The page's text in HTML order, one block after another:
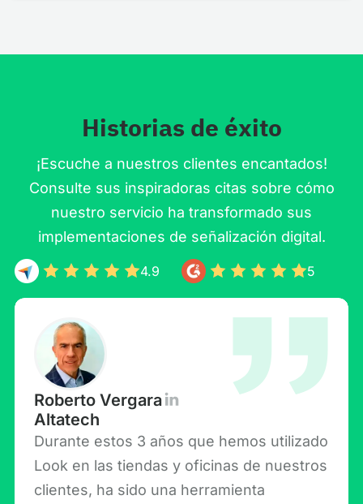
Historias de éxito
¡Escuche a nuestros clientes encantados!
Consulte sus inspiradoras citas sobre cómo
nuestro servicio ha transformado sus
implementaciones de señalización digital.
4.9 5
Roberto Vergara
Altatech
Durante estos 3 años que hemos utilizado
Look en las tiendas y oficinas de nuestros
clientes, ha sido una herramienta